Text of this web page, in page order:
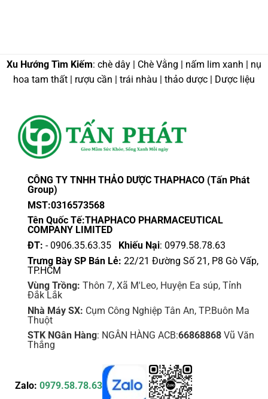
Xu Hướng Tìm Kiếm: chè dây | Chè Vằng | nấm lim xanh | nụ
hoa tam thất | rượu cần | trái nhàu | thảo dược | Dược liệu
CÔNG TY TNHH THẢO DƯỢC THAPHACO (Tấn Phát
Group)
MST:0316573568
Tên Quốc Tế:THAPHACO PHARMACEUTICAL
COMPANY LIMITED
ĐT: - 0906.35.63.35 Khiếu Nại: 0979.58.78.63
Trưng Bày SP Bán Lẻ: 22/21 Đường Số 21, P8 Gò Vấp,
TP.HCM
Vùng Trồng: Thôn 7, Xã M'Leo, Huyện Ea súp, Tỉnh
Đắk Lắk
Nhà Máy SX: Cụm Công Nghiệp Tân An, TP.Buôn Ma
Thuột
STK NGân Hàng: NGÂN HÀNG ACB:66868868Vũ Văn
Thắng
Zalo: 0979.58.78.63